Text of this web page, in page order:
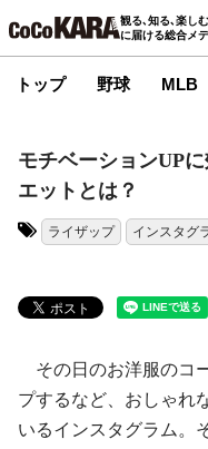
観る､知る､楽し
に届ける総合メ
トップ 野球 MLB
モチベーションUP
エットとは？
ライザップ インスタグ
その日のお洋服のコ
プするなど、おしゃれ
いるインスタグラム。